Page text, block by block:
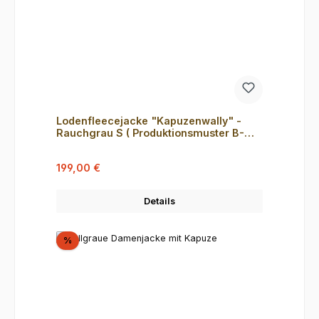
Lodenfleecejacke "Kapuzenwally" -
Rauchgrau S ( Produktionsmuster B-
Verkaufspreis:
199,00 €
Details
%Rabatt